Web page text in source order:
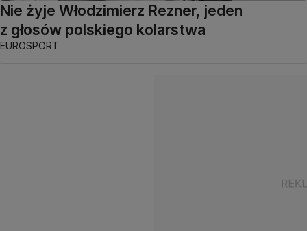
Nie żyje Włodzimierz Rezner, jeden
z głosów polskiego kolarstwa
EUROSPORT